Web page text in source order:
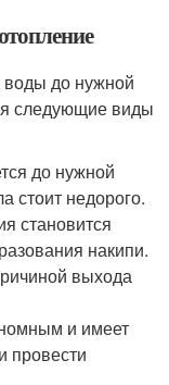
воды до нужной
следующие виды
до нужной
стоит недорого.
становится
накипи.
выхода
и имеет
провести